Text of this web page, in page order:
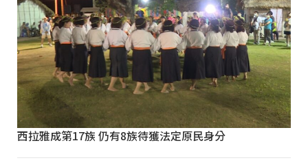
西拉雅成第17族 仍有8族待獲法定原民身分